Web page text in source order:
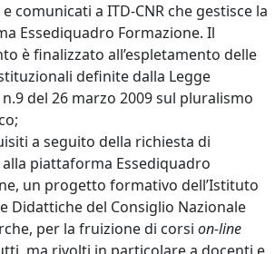
comunicati a ITD-CNR che gestisce la
Essediquadro Formazione. Il
è finalizzato all’espletamento delle
definite dalla Legge
del 26 marzo 2009 sul pluralismo
a seguito della richiesta di
piattaforma Essediquadro
un progetto formativo dell’Istituto
Didattiche del Consiglio Nazionale
per la fruizione di corsi on-line